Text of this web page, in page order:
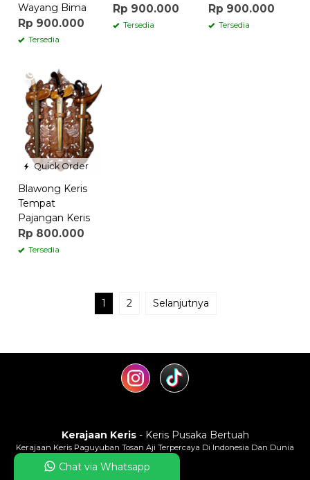
Wayang Bima
Rp 900.000
Tersedia
Rp 900.000
Tersedia
Rp 900.000
Tersedia
Quick Order
Blawong Keris
Tempat
Pajangan Keris
Rp 800.000
Tersedia
1 2 Selanjutnya
Kerajaan Keris- Keris Pusaka Bertuah
Kerajaan Keris Paguyuban Tosan Aji Terpercaya Di Indonesia Dan Dunia
Chat via Whatsapp